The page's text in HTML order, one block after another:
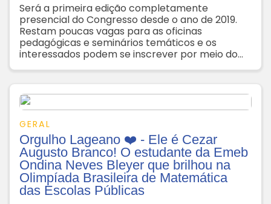
Será a primeira edição completamente
presencial do Congresso desde o ano de 2019.
Restam poucas vagas para as oficinas
pedagógicas e seminários temáticos e os
interessados podem se inscrever por meio do
GERAL
Orgulho Lageano ❤️ - Ele é Cezar
Augusto Branco! O estudante da Emeb
Ondina Neves Bleyer que brilhou na
Olimpíada Brasileira de Matemática
das Escolas Públicas